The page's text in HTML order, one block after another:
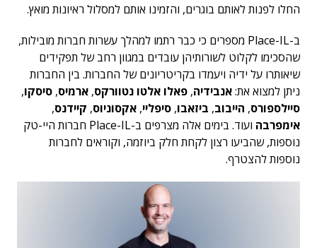
החלו לפנות לאותם בוגרים, והזמינו אותם למסלול ראיונות מואץ.
ב-Place-IL מספרים כי כבר רתמו למהלך עשרות חברות מובילות,
שהסכימו לקלוט לשורותיהן עובדים במגוון רחב של תפקידים
שיאותרו על ידיה ויעמדו בקריטריונים של החברות. בין החברות
ניתן למצוא את:אנבידיה, פאלו אלטו נטוורקס, ארמיס, סיסקו,
סיילספורס, הייבוב, ביזאבו, סיפליי, אקסוניוס, קיידנס,
אימפרבה
ועוד. בימים אלה מצרפים ב-Place-IL חברות היי-טק
נוספות, שהביעו רצון לקחת חלק ביוזמה, וקוראים לחברות
נוספות להצטרף.